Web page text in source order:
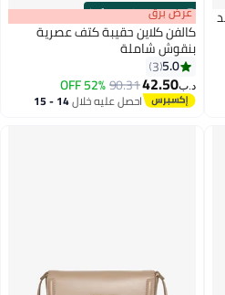
00m:00s
·
100% Left عرض برق
كالفن كلاين حقيبة كتف عصرية
بنقوش شاملة
5.0
3
د.ب‏42.50
90.31
52% OFF
احصل عليه خلال 14 - 15